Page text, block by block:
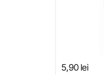
5,90 lei